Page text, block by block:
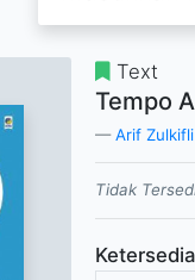
Text
Tempo
Arif Zulkifli
Tidak